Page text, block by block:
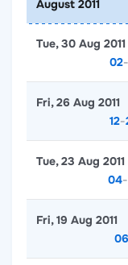
August 2011
02-
Tue, 30 Aug 2011
12-
Fri, 26 Aug 2011
04-
Tue, 23 Aug 2011
06
Fri, 19 Aug 2011